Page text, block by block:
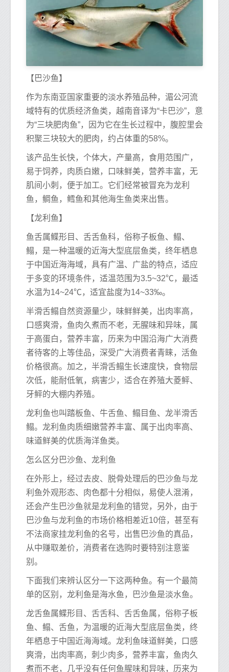
【巴沙鱼】
作为东南亚国家重要的淡水养殖品种，湄公河流
域特有的优质经济鱼类，越南音译为“卡巴沙”，意
为“三块肥肉鱼”，因为它在生长过程中，腹腔里会
积聚三块较大的肥肉，约占体重的58%。
该产品生长快，个体大，产量高，食用范围广，
易于饲养，肉质白嫩，口味鲜美，营养丰富，无
肌间小刺，便于加工。它们经常被冒充为龙利
鱼，鲷鱼，鳕鱼和其他海生鱼类来出售。
【龙利鱼】
鱼舌属鲽形目、舌舌鱼科，俗称子板鱼、鳎、
鳎，是一种温暖的近海大型底层鱼类，终年栖息
于中国近海海域，具有广温、广盐的特点，适应
于多变的环境条件，适温范围为3.5~32℃，最适
水温为14~24℃，适宜盐度为14~33‰。
半滑舌鳎自然资源量少，味鲜鲜美，出肉率高，
口感爽滑，鱼肉久煮而不老，无腥味和异味，属
于高蛋白，营养丰富，历来为中国沿海广大消费
者待客的上等佳品，深受广大消费者青睐，活鱼
价格很高。加之，半滑舌鳎生长速度快，食物层
次低，能耐低氧，病害少，适合在养殖大菱鲆、
牙鲆的大棚内养殖。
龙利鱼也叫踏板鱼、牛舌鱼、鳎目鱼、龙半滑舌
鳎。龙利鱼肉质细嫩营养丰富、属于出肉率高、
味道鲜美的优质海洋鱼类。
怎么区分巴沙鱼、龙利鱼
在外形上，经过去皮、脱骨处理后的巴沙鱼与龙
利鱼外观形态、肉色都十分相似，易使人混淆，
还会产生巴沙鱼就是龙利鱼的错觉，另外，由于
巴沙鱼与龙利鱼的市场价格相差近10倍，甚至有
不法商家挂龙利鱼的名号，出售巴沙鱼的真品，
从中赚取差价，消费者在选购时要特别注意鉴
别。
下面我们来辨认区分一下这两种鱼。有一个最简
单的区别，龙利鱼是海水鱼，巴沙鱼是淡水鱼。
龙舌鱼属鲽形目、舌舌科、舌舌鱼属，俗称子板
鱼、鳎、舌鱼，为温暖的近海大型底层鱼类，终
年栖息于中国近海海域。龙利鱼味道鲜美，口感
爽滑，出肉率高，刺少肉多，营养丰富，鱼肉久
煮而不老，几乎没有任何鱼腥味和异味，历来为